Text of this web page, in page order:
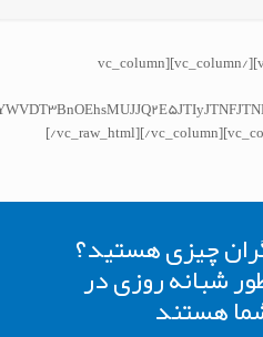
[vc_row][vc_column width=”1/3″][/vc_column][vc_column
[/vc_raw_html][/
چیزی هستید؟
شبانه روزی در
هستند